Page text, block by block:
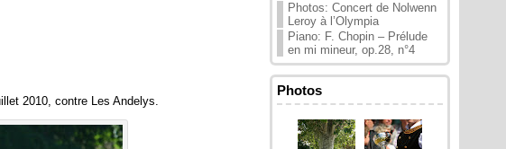
2010, contre Les Andelys.
Photos: Concert de Nolwenn
Leroy à l’Olympia
Piano: F. Chopin – Prélude
en mi mineur, op.28, n°4
Photos